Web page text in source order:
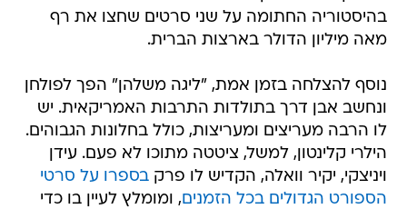
בהיסטוריה החתומה על שני סרטים שחצו את רף
מאה מיליון הדולר בארצות הברית.
נוסף להצלחה בזמן אמת, "ליגה משלהן" הפך לפולחן
ונחשב אבן דרך בתולדות התרבות האמריקאית. יש
לו הרבה מעריצים ומעריצות, כולל בחלונות הגבוהים.
הילרי קלינטון, למשל, ציטטה מתוכו לא פעם. עידן
ויניצקי, יקיר וואלה, הקדיש לו פרקבספרו על סרטי
הספורט הגדולים בכל הזמנים, ומומלץ לעיין בו כדי